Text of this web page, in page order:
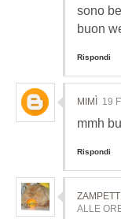
sono
buon
Rispondi
MIMÌ 19
mmh
Rispondi
ALLE